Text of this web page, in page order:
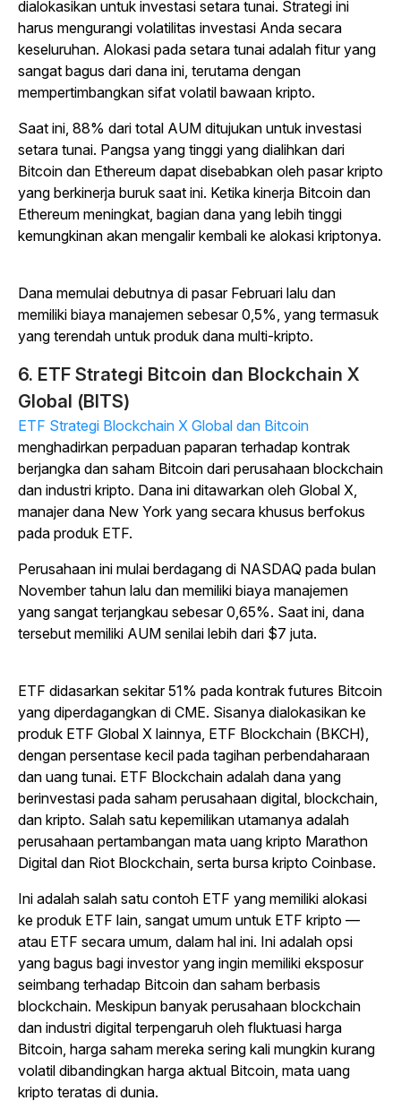
dialokasikan untuk investasi setara tunai. Strategi ini
harus mengurangi volatilitas investasi Anda secara
keseluruhan. Alokasi pada setara tunai adalah fitur yang
sangat bagus dari dana ini, terutama dengan
mempertimbangkan sifat volatil bawaan kripto.
Saat ini, 88% dari total AUM ditujukan untuk investasi
setara tunai. Pangsa yang tinggi yang dialihkan dari
Bitcoin dan Ethereum dapat disebabkan oleh pasar kripto
yang berkinerja buruk saat ini. Ketika kinerja Bitcoin dan
Ethereum meningkat, bagian dana yang lebih tinggi
kemungkinan akan mengalir kembali ke alokasi kriptonya.
Dana memulai debutnya di pasar Februari lalu dan
memiliki biaya manajemen sebesar 0,5%, yang termasuk
yang terendah untuk produk dana multi-kripto.
6. ETF Strategi Bitcoin dan Blockchain X
Global (BITS)
ETF Strategi Blockchain X Global dan Bitcoin
menghadirkan perpaduan paparan terhadap kontrak
berjangka dan saham Bitcoin dari perusahaan blockchain
dan industri kripto. Dana ini ditawarkan oleh Global X,
manajer dana New York yang secara khusus berfokus
pada produk ETF.
Perusahaan ini mulai berdagang di NASDAQ pada bulan
November tahun lalu dan memiliki biaya manajemen
yang sangat terjangkau sebesar 0,65%. Saat ini, dana
tersebut memiliki AUM senilai lebih dari $7 juta.
ETF didasarkan sekitar 51% pada kontrak futures Bitcoin
yang diperdagangkan di CME. Sisanya dialokasikan ke
produk ETF Global X lainnya, ETF Blockchain (BKCH),
dengan persentase kecil pada tagihan perbendaharaan
dan uang tunai. ETF Blockchain adalah dana yang
berinvestasi pada saham perusahaan digital, blockchain,
dan kripto. Salah satu kepemilikan utamanya adalah
perusahaan pertambangan mata uang kripto Marathon
Digital dan Riot Blockchain, serta bursa kripto Coinbase.
Ini adalah salah satu contoh ETF yang memiliki alokasi
ke produk ETF lain, sangat umum untuk ETF kripto —
atau ETF secara umum, dalam hal ini. Ini adalah opsi
yang bagus bagi investor yang ingin memiliki eksposur
seimbang terhadap Bitcoin dan saham berbasis
blockchain. Meskipun banyak perusahaan blockchain
dan industri digital terpengaruh oleh fluktuasi harga
Bitcoin, harga saham mereka sering kali mungkin kurang
volatil dibandingkan harga aktual Bitcoin, mata uang
kripto teratas di dunia.